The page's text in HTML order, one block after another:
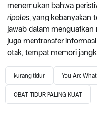
menemukan bahwa
ripples, yang kebanyakan
jawab dalam menguatkan
juga mentransfer
otak, tempat memori
kurang tidur You Are
OBAT TIDUR PALING KUAT